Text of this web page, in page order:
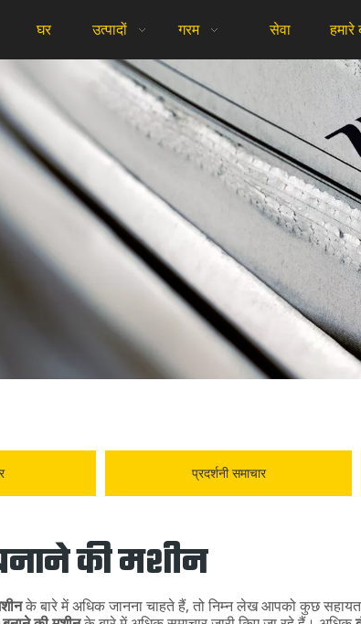
घर उत्पादों गरम सेवा हमारे
प्रदर्शनी समाचार
की मशीन
के बारे में अधिक जानना चाहते हैं, तो निम्न लेख आपको कुछ